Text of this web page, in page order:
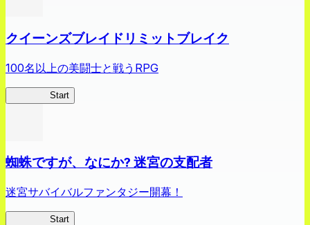
クイーンズブレイドリミットブレイク
100名以上の美闘士と戦うRPG
Start
蜘蛛ですが、なにか? 迷宮の支配者
迷宮サバイバルファンタジー開幕！
Start